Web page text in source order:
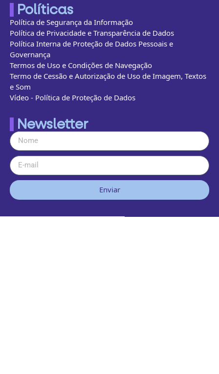
Políticas
Política de Segurança da Informação
Política de Privacidade e Transparência de Dados
Política Interna de Proteção de Dados Pessoais e
Governança
Termos de Uso e Condições de Navegação
Termo de Cessão e Autorização de Uso de Imagem, Textos
e Som
Vídeo - Política de Proteção de Dados
Newsletter
Enviar